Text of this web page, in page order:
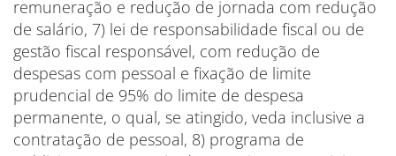
remuneração e redução de jornada com redução
de salário, 7) lei de responsabilidade fiscal ou de
gestão fiscal responsável, com redução de
despesas com pessoal e fixação de limite
prudencial de 95% do limite de despesa
permanente, o qual, se atingido, veda inclusive a
contratação de pessoal, 8) programa de